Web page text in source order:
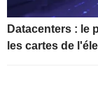
Datacenters : le
les cartes de